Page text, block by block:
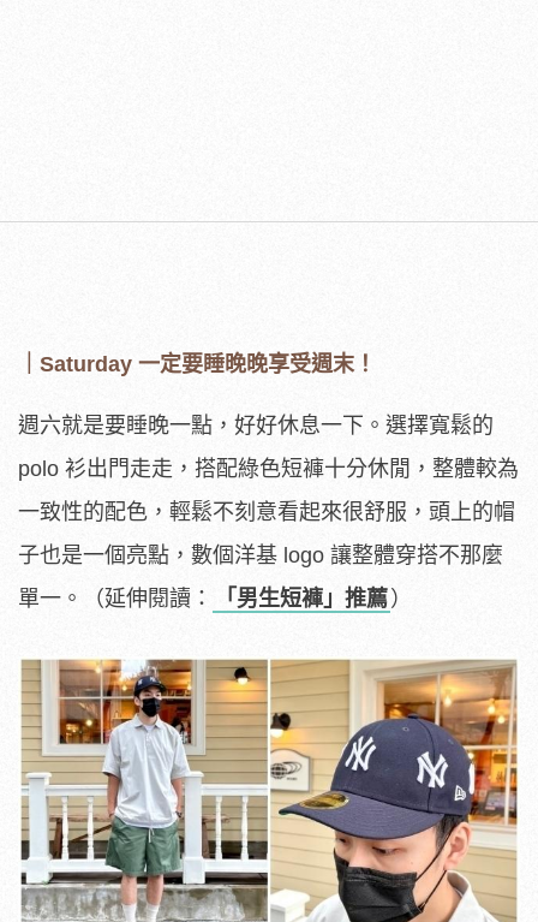
｜Saturday 一定要睡晚晚享受週末！
週六就是要睡晚一點，好好休息一下。選擇寬鬆的
polo 衫出門走走，搭配綠色短褲十分休閒，整體較為
一致性的配色，輕鬆不刻意看起來很舒服，頭上的帽
子也是一個亮點，數個洋基 logo 讓整體穿搭不那麼
單一。（延伸閱讀：
「男生短褲」推薦 ）